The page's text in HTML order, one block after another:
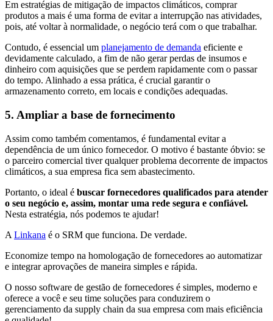
Em estratégias de mitigação de impactos climáticos, comprar
produtos a mais é uma forma de evitar a interrupção nas atividades,
pois, até voltar à normalidade, o negócio terá com o que trabalhar.
Contudo, é essencial um planejamento de demanda eficiente e
devidamente calculado, a fim de não gerar perdas de insumos e
dinheiro com aquisições que se perdem rapidamente com o passar
do tempo. Alinhado a essa prática, é crucial garantir o
armazenamento correto, em locais e condições adequadas.
5. Ampliar a base de fornecimento
Assim como também comentamos, é fundamental evitar a
dependência de um único fornecedor. O motivo é bastante óbvio: se
o parceiro comercial tiver qualquer problema decorrente de impactos
climáticos, a sua empresa fica sem abastecimento.
Portanto, o ideal é buscar fornecedores qualificados para atender
o seu negócio e, assim, montar uma rede segura e confiável.
Nesta estratégia, nós podemos te ajudar!
A Linkana é o SRM que funciona. De verdade.
Economize tempo na homologação de fornecedores ao automatizar
e integrar aprovações de maneira simples e rápida.
O nosso software de gestão de fornecedores é simples, moderno e
oferece a você e seu time soluções para conduzirem o
gerenciamento da supply chain da sua empresa com mais eficiência